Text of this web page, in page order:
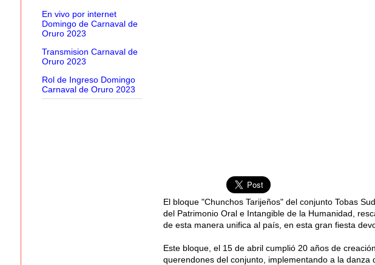
El bloque "Chunchos Tarijeños" del conjunto Tobas
del Patrimonio Oral e Intangible de la Humanidad,
de esta manera unifica al país, en esta gran fiesta
Este bloque, el 15 de abril cumplió 20 años de
querendones del conjunto, implementando a la
En vivo por internet
Domingo de Carnaval de
Oruro 2023
Transmision Carnaval de
Oruro 2023
Rol de Ingreso Domingo
Carnaval de Oruro 2023